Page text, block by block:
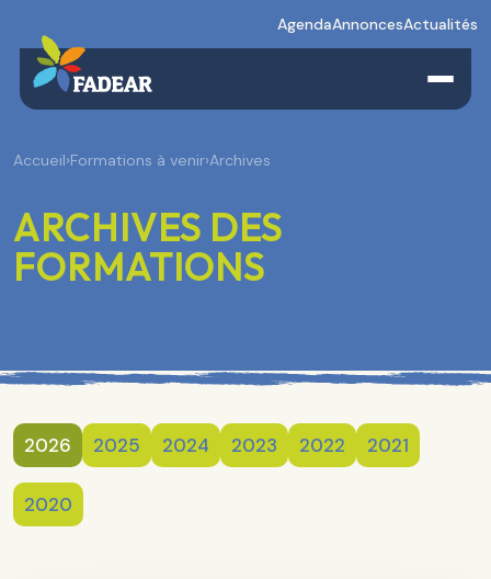
AgendaAnnoncesActualités
Accueil›Formations à venir›Archives
ARCHIVES DES
FORMATIONS
2026 2025 2024 2023 2022 2021
2020